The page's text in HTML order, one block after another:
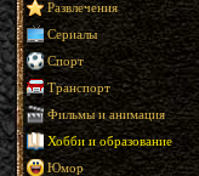
Развлечения
Сериалы
Спорт
Транспорт
Фильмы и анимация
Хобби и образование
Юмор